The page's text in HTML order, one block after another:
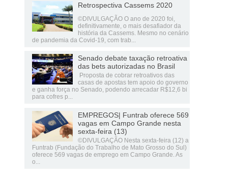
Retrospectiva Cassems 2020
©DIVULGAÇÃO O ano de 2020 foi,
definitivamente, o mais desafiador da
história da Cassems. Mesmo no cenário
de pandemia da Covid-19, com trab...
Senado debate taxação retroativa
das bets autorizadas no Brasil
Proposta de cobrar retroativos das
casas de apostas tem apoio do governo
e ganha força no Senado, podendo arrecadar R$12,6 bi
para cofres p...
EMPREGOS| Funtrab oferece 569
vagas em Campo Grande nesta
sexta-feira (13)
©DIVULGAÇÃO Nesta sexta-feira (12) a
Funtrab (Fundação do Trabalho de Mato Grosso do Sul)
oferece 569 vagas de emprego em Campo Grande. As
o...